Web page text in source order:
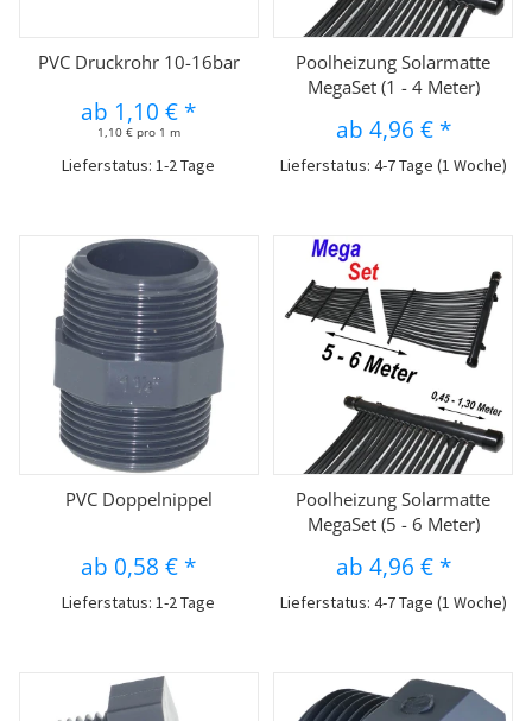
PVC Druckrohr 10-16bar
ab 1,10 € *
1,10 € pro 1 m
Lieferstatus: 1-2 Tage
Poolheizung Solarmatte
MegaSet (1 - 4 Meter)
ab 4,96 € *
Lieferstatus: 4-7 Tage (1 Woche)
PVC Doppelnippel
ab 0,58 € *
Lieferstatus: 1-2 Tage
Poolheizung Solarmatte
MegaSet (5 - 6 Meter)
ab 4,96 € *
Lieferstatus: 4-7 Tage (1 Woche)